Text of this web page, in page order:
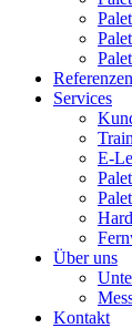
Referenzen
Services
E-
Über uns
Kontakt